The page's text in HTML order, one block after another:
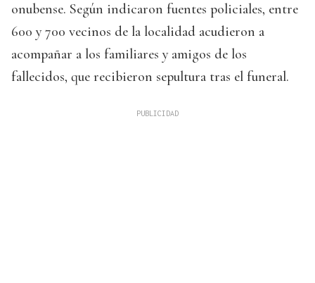
onubense. Según indicaron fuentes policiales, entre
600 y 700 vecinos de la localidad acudieron a
acompañar a los familiares y amigos de los
fallecidos, que recibieron sepultura tras el funeral.